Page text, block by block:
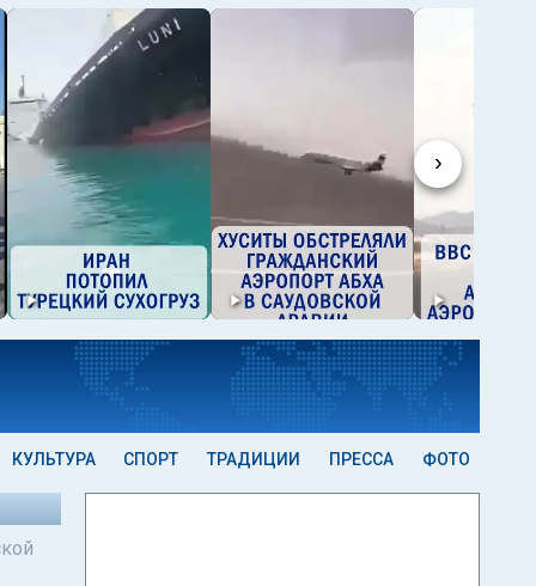
›
КУЛЬТУРА СПОРТ ТРАДИЦИИ ПРЕССА ФОТО